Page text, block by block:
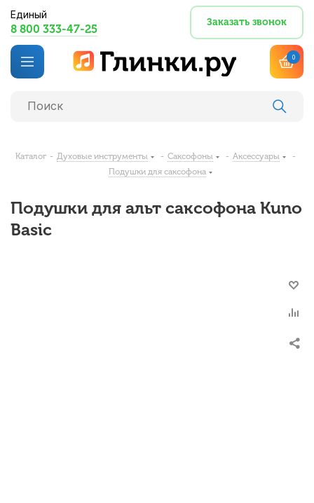
Единый
8 800 333-47-25
Заказать звонок
0
Каталог - Духовые инструменты - Саксофоны - Аксессуары
-
Подушки для саксофона
Подушки для альт саксофона Kuno
Basic